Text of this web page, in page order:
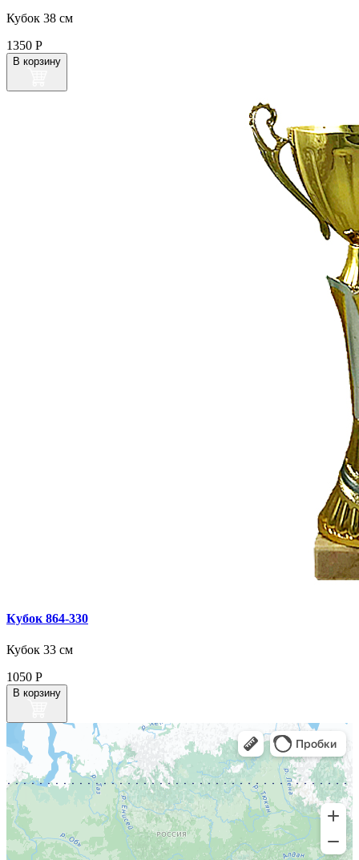
Кубок 38 см
1350 Р
В корзину
Кубок 864‑330
Кубок 33 см
1050 Р
В корзину